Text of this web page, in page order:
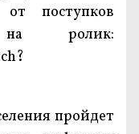
поступков
ролик:
пройдет